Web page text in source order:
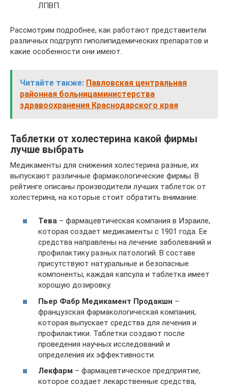
ЛПВП.
Рассмотрим подробнее, как работают представители
различных подгрупп гиполипидемических препаратов и
какие особенности они имеют.
Читайте также: Павловская центральная
районная больницаминистерства
здравоохранения Краснодарского края
Таблетки от холестерина какой фирмы
лучше выбрать
Медикаменты для снижения холестерина разные, их
выпускают различные фармакологические фирмы. В
рейтинге описаны производители лучших таблеток от
холестерина, на которые стоит обратить внимание:
Тева – фармацевтическая компания в Израиле,
которая создает медикаменты с 1901 года. Ее
средства направлены на лечение заболеваний и
профилактику разных патологий. В составе
присутствуют натуральные и безопасные
компоненты, каждая капсула и таблетка имеет
хорошую дозировку.
Пьер Фабр Медикамент Продакшн –
французская фармакологическая компания,
которая выпускает средства для лечения и
профилактики. Таблетки создают после
проведения научных исследований и
определения их эффективности.
Лекфарм – фармацевтическое предприятие,
которое создает лекарственные средства,